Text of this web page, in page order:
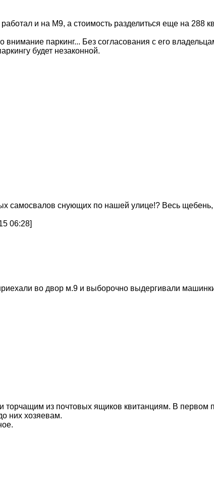
и на М9, а стоимость разделиться еще на 288
паркинг... Без согласования с его
будет незаконной.
самосвалов снующих по нашей улице!? Весь щебень,
06:28]
во двор м.9 и выборочно выдергивали
из почтовых ящиков квитанциям. В первом
них хозяевам.